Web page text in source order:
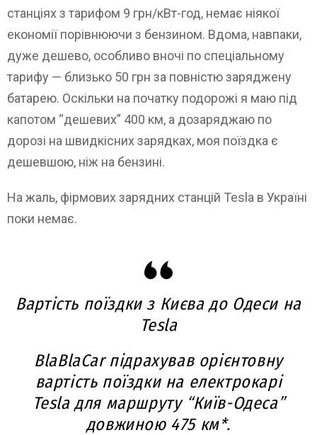
станціях з тарифом 9 грн/кВт-год, немає ніякої
економії порівнюючи з бензином. Вдома, навпаки,
дуже дешево, особливо вночі по спеціальному
тарифу — близько 50 грн за повністю заряджену
батарею. Оскільки на початку подорожі я маю під
капотом “дешевих” 400 км, а дозаряджаю по
дорозі на швидкісних зарядках, моя поїздка є
дешевшою, ніж на бензині.
На жаль, фірмових зарядних станцій Tesla в Україні
поки немає.
Вартість поїздки з Києва до Одеси на
Tesla
BlaBlaCar підрахував орієнтовну
вартість поїздки на електрокарі
Tesla для маршруту “Київ-Одеса”
довжиною 475 км*.